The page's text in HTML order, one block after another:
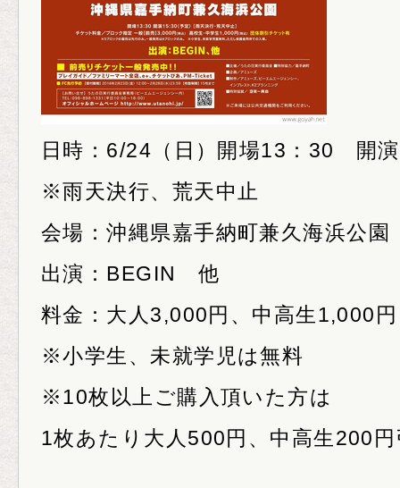
日時：6/24（日）開場13：30 開
※雨天決行、荒天中止
会場：沖縄県嘉手納町兼久海浜公園
出演：BEGIN 他
料金：大人3,000円、中高生1,000円
※小学生、未就学児は無料
※10枚以上ご購入頂いた方は
1枚あたり大人500円、中高生200円